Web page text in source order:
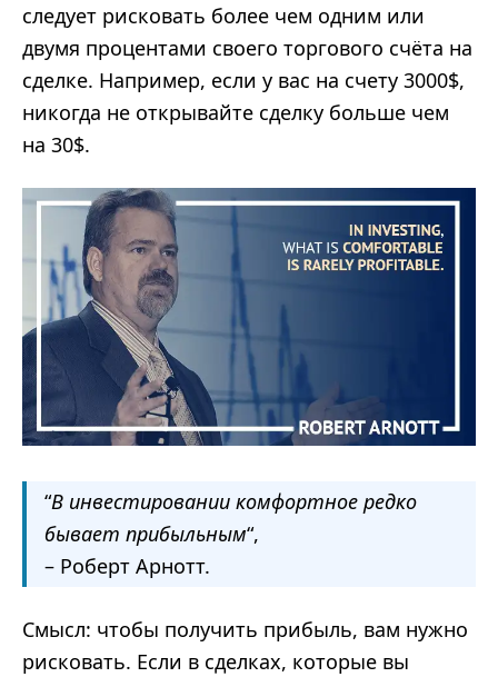
следует рисковать более чем одним или
двумя процентами своего торгового счёта на
сделке. Например, если у вас на счету 3000$,
никогда не открывайте сделку больше чем
на 30$.
“В инвестировании комфортное редко
бывает прибыльным“,
– Роберт Арнотт.
Смысл: чтобы получить прибыль, вам нужно
рисковать. Если в сделках, которые вы